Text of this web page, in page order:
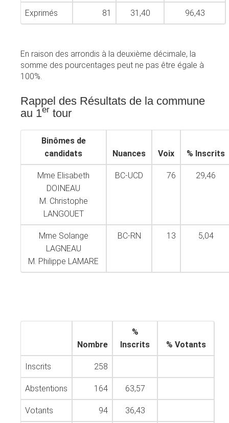
Exprimés 81 31,40 96,43
En raison des arrondis à la deuxième décimale, la
somme des pourcentages peut ne pas être égale à
100%.
Rappel des Résultats de la commune
au 1er tour
Binômes de
candidats
Nuances Voix % Inscrits
Mme Elisabeth
DOINEAU
M. Christophe
LANGOUET
BC-UCD 76 29,46
Mme Solange
LAGNEAU
M. Philippe LAMARE
BC-RN 13 5,04
Nombre
%
Inscrits
% Votants
Inscrits 258
Abstentions 164 63,57
Votants 94 36,43